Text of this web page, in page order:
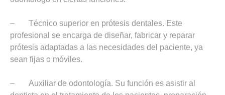
– Técnico superior en prótesis dentales. Este
profesional se encarga de diseñar, fabricar y reparar
prótesis adaptadas a las necesidades del paciente, ya
sean fijas o móviles.
– Auxiliar de odontología. Su función es asistir al